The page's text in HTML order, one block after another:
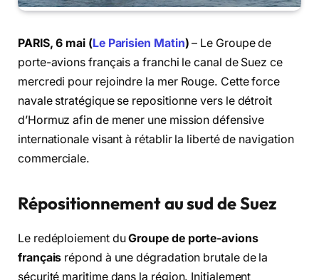
PARIS, 6 mai (Le Parisien Matin) – Le Groupe de
porte-avions français a franchi le canal de Suez ce
mercredi pour rejoindre la mer Rouge. Cette force
navale stratégique se repositionne vers le détroit
d’Hormuz afin de mener une mission défensive
internationale visant à rétablir la liberté de navigation
commerciale.
Répositionnement au sud de Suez
Le redéploiement duGroupe de porte-avions
français répond à une dégradation brutale de la
sécurité maritime dans la région. Initialement